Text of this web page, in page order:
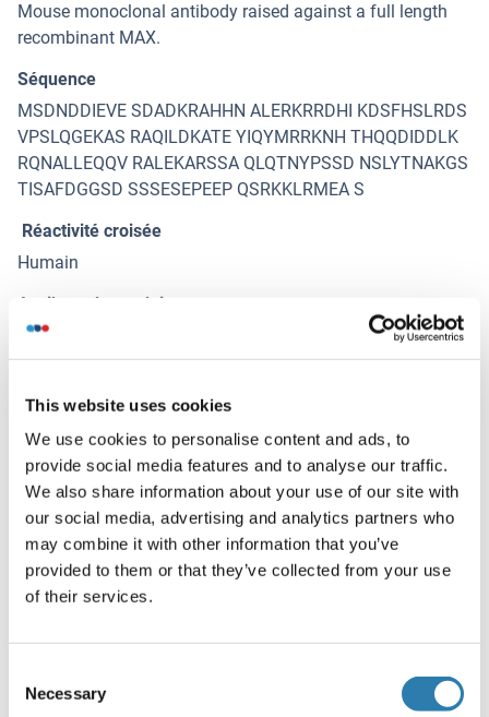
This website uses cookies
We use cookies to personalise content and ads, to
provide social media features and to analyse our traffic.
We also share information about your use of our site with
our social media, advertising and analytics partners who
may combine it with other information that you’ve
provided to them or that they’ve collected from your use
of their services.
Selection
Necessary
Mouse monoclonal antibody raised against a full length
recombinant MAX.
Séquence
MSDNDDIEVE SDADKRAHHN ALERKRRDHI KDSFHSLRDS
VPSLQGEKAS RAQILDKATE YIQYMRRKNH THQQDIDDLK
RQNALLEQQV RALEKARSSA QLQTNYPSSD NSLYTNAKGS
TISAFDGGSD SSSESEPEEP QSRKKLRMEA S
Réactivité croisée
Humain
Attributs du produit
Antibody Reactive Against Recombinant Protein.
MAX (AAH03525, 1 a.a. ~ 151 a.a) full-length recombinant
protein with GST tag. MW of the GST tag alone is 26 KDa.
Isotype
Alternatives
Indications d'application